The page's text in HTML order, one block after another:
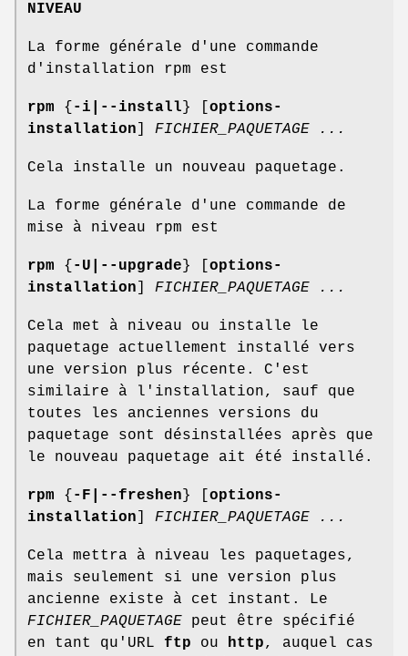
NIVEAU
La forme générale d'une commande
d'installation rpm est
rpm { -i|--install } [ options-
installation
FICHIER_PAQUETAGE ...
Cela installe un nouveau paquetage.
La forme générale d'une commande de
mise à niveau rpm est
rpm { -U|--upgrade } [ options-
installation
FICHIER_PAQUETAGE ...
Cela met à niveau ou installe le
paquetage actuellement installé vers
une version plus récente. C'est
similaire à l'installation, sauf que
toutes les anciennes versions du
paquetage sont désinstallées après que
le nouveau paquetage ait été installé.
rpm { -F|--freshen } [ options-
installation
FICHIER_PAQUETAGE ...
Cela mettra à niveau les paquetages,
mais seulement si une version plus
ancienne existe à cet instant. Le
FICHIER_PAQUETAGE peut être spécifié
en tant qu'URL ftp ou http, auquel cas